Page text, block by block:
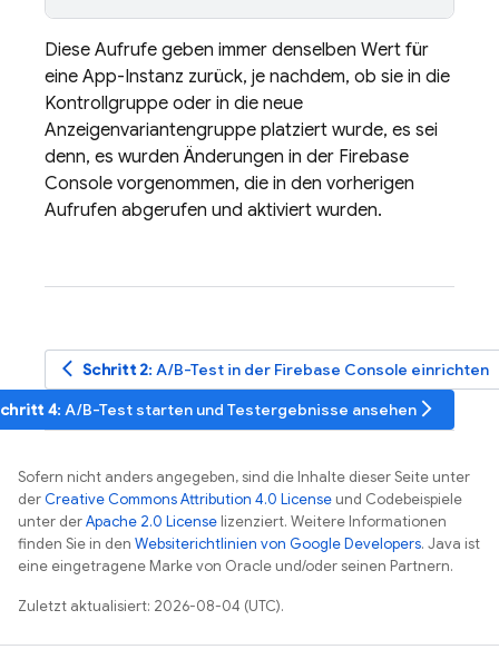
Diese Aufrufe geben immer denselben Wert für
eine App-Instanz zurück, je nachdem, ob sie in die
Kontrollgruppe oder in die neue
Anzeigenvariantengruppe platziert wurde, es sei
denn, es wurden Änderungen in der Firebase
Console vorgenommen, die in den vorherigen
Aufrufen abgerufen und aktiviert wurden.
arrow_back_ios Schritt 2: A/B-Test in der Firebase Console einrichten
4: A/B-Test starten und Testergebnisse ansehen arrow_forward_ios
Sofern nicht anders angegeben, sind die Inhalte dieser Seite unter
derCreative Commons Attribution 4.0 License und Codebeispiele
unter derApache 2.0 License lizenziert. Weitere Informationen
finden Sie in den Websiterichtlinien von Google Developers. Java ist
eine eingetragene Marke von Oracle und/oder seinen Partnern.
Zuletzt aktualisiert: 2026-08-04 (UTC).